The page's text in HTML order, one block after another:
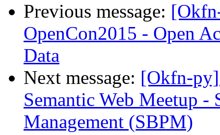
Previous message:
OpenCon2015 - Open
Data
Next message: [Okfn-
Semantic Web Meetup -
Management (SBPM)